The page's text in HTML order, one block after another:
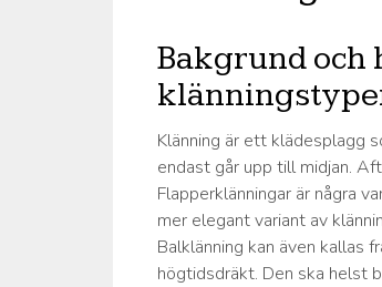
Bakgrund
Klänning är ett klädesplagg
endast går upp till midjan.
Flapperklänningar är några
mer elegant variant av
Balklänning kan även kallas
högtidsdräkt. Den ska helst